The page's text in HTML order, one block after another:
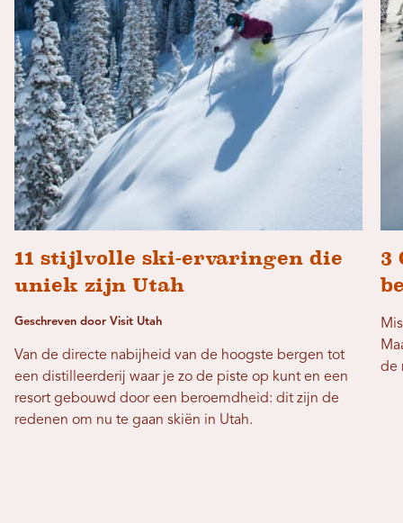
11 stijlvolle ski-ervaringen die
uniek zijn Utah
Geschreven door Visit Utah
Van de directe nabijheid van de hoogste bergen tot
een distilleerderij waar je zo de piste op kunt en een
resort gebouwd door een beroemdheid: dit zijn de
redenen om nu te gaan skiën in Utah.
3
de